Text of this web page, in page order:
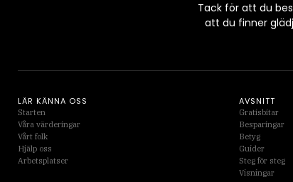
Tack för att du
att du finner
LÄR KÄNNA OSS
Starten
Våra värderingar
Vårt folk
Hjälp oss
Arbetsplatser
AVSNITT
Gratisbitar
Besparingar
Betyg
Guider
Steg för steg
Visningar